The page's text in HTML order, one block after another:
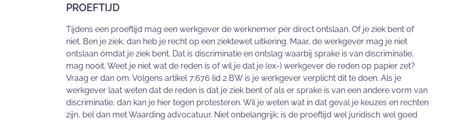
PROEFTIJD
Tijdens een proeftijd mag een werkgever de werknemer per direct ontslaan. Of je ziek bent of
niet. Ben je ziek, dan heb je recht op een ziektewet uitkering. Maar, de werkgever mag je niet
ontslaan ómdat je ziek bent. Dat is discriminatie en ontslag waarbij sprake is van discriminatie,
mag nooit. Weet je niet wat de reden is of wil je dat je (ex-) werkgever de reden op papier zet?
Vraag er dan om. Volgens artikel 7:676 lid 2 BW is je werkgever verplicht dit te doen. Als je
werkgever laat weten dat de reden is dat je ziek bent of als er sprake is van een andere vorm van
discriminatie, dan kan je hier tegen protesteren. Wil je weten wat in dat geval je keuzes en rechten
zijn, bel dan met Waarding advocatuur. Niet onbelangrijk; is de proeftijd wel juridisch wel goed